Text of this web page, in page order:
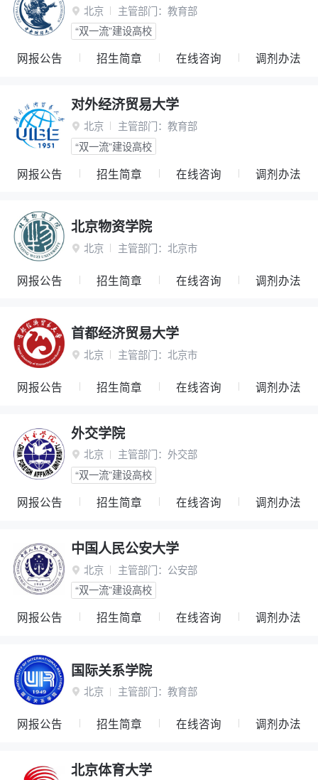
 北京 主管部门： 教育部
“双一流”建设高校
网报公告 招生简章 在线咨询 调剂办法
对外经济贸易大学
 北京 主管部门： 教育部
“双一流”建设高校
网报公告 招生简章 在线咨询 调剂办法
北京物资学院
 北京 主管部门： 北京市
网报公告 招生简章 在线咨询 调剂办法
首都经济贸易大学
 北京 主管部门： 北京市
网报公告 招生简章 在线咨询 调剂办法
外交学院
 北京 主管部门： 外交部
“双一流”建设高校
网报公告 招生简章 在线咨询 调剂办法
中国人民公安大学
 北京 主管部门： 公安部
“双一流”建设高校
网报公告 招生简章 在线咨询 调剂办法
国际关系学院
 北京 主管部门： 教育部
网报公告 招生简章 在线咨询 调剂办法
北京体育大学